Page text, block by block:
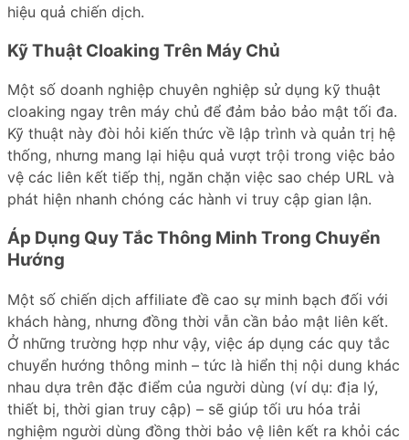
hiệu quả chiến dịch.
Kỹ Thuật Cloaking Trên Máy Chủ
Một số doanh nghiệp chuyên nghiệp sử dụng kỹ thuật
cloaking ngay trên máy chủ để đảm bảo bảo mật tối đa.
Kỹ thuật này đòi hỏi kiến thức về lập trình và quản trị hệ
thống, nhưng mang lại hiệu quả vượt trội trong việc bảo
vệ các liên kết tiếp thị, ngăn chặn việc sao chép URL và
phát hiện nhanh chóng các hành vi truy cập gian lận.
Áp Dụng Quy Tắc Thông Minh Trong Chuyển
Hướng
Một số chiến dịch affiliate đề cao sự minh bạch đối với
khách hàng, nhưng đồng thời vẫn cần bảo mật liên kết.
Ở những trường hợp như vậy, việc áp dụng các quy tắc
chuyển hướng thông minh – tức là hiển thị nội dung khác
nhau dựa trên đặc điểm của người dùng (ví dụ: địa lý,
thiết bị, thời gian truy cập) – sẽ giúp tối ưu hóa trải
nghiệm người dùng đồng thời bảo vệ liên kết ra khỏi các